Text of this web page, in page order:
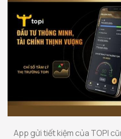
App gửi tiết kiệm của TOPI